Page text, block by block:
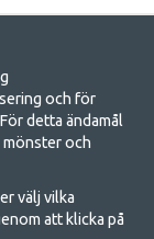
camping
att samla familjen
och för
detta ändamål
mönster och
välj vilka
att klicka på